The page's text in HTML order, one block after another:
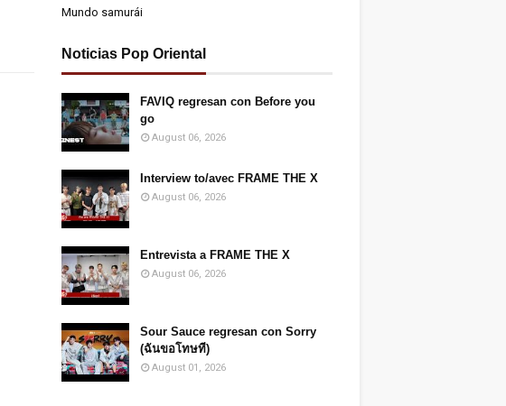
Mundo samurái
Noticias Pop Oriental
FAVIQ regresan con Before you
go
August 06, 2026
Interview to/avec FRAME THE X
August 06, 2026
Entrevista a FRAME THE X
August 06, 2026
Sour Sauce regresan con Sorry
(ฉันขอโทษที)
August 01, 2026